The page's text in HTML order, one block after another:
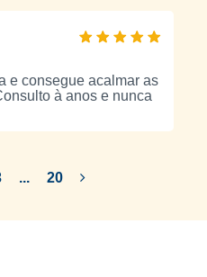
e avaliações reais
perfis detalhados para
e consegue acalmar as
à anos e nunca
... 20